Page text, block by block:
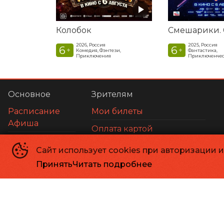
Колобок
6 +
2026, Россия
Комедия, Фэнтези,
Приключения
6 +
2025, Россия
Фантастика,
Сайт использует cookies при авторизации
ПринятьЧитать подробнее
Основное
Расписание
Афиша
О нас
Зрителям
Мои билеты
Оплата картой
Правила и соглашения